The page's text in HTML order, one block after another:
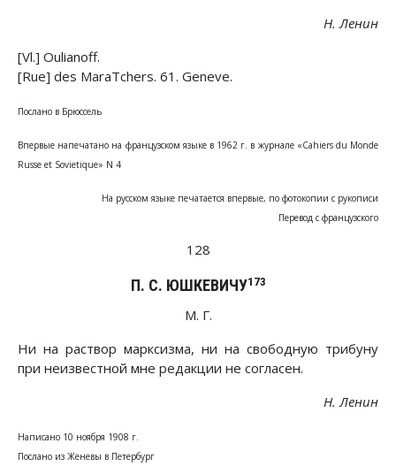
Н. Ленин
[Vl.] Oulianoff.
[Rue] des MaraTchers. 61. Geneve.
Послано в Брюссель
Впервые напечатано на французском языке в 1962 г. в журнале «Cahiers du Monde
Russe et Sovietique» N 4
На русском языке печатается впервые, по фотокопии с рукописи
Перевод с французского
128
П. С. ЮШКЕВИЧУ173
М. Г.
Ни на раствор марксизма, ни на свободную трибуну
при неизвестной мне редакции не согласен.
Н. Ленин
Написано 10 ноября 1908 г.
Послано из Женевы в Петербург